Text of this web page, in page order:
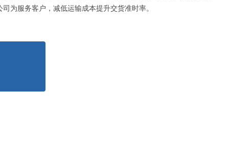
为服务客户，减低运输成本提升交货准时率。